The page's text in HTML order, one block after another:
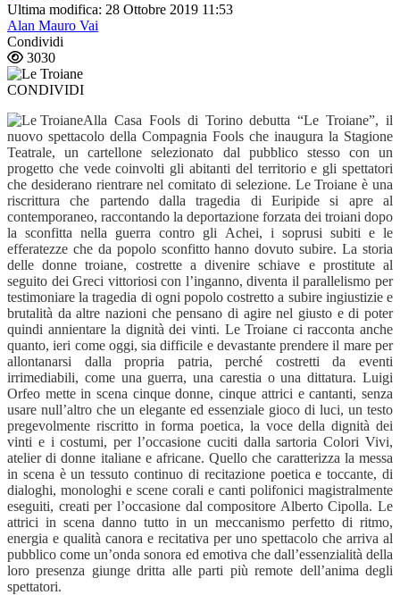
Ultima modifica: 28 Ottobre 2019 11:53
Alan Mauro Vai
Condividi
3030
CONDIVIDI
Alla Casa Fools di Torino debutta “Le Troiane”, il
nuovo spettacolo della Compagnia Fools che inaugura la Stagione
Teatrale, un cartellone selezionato dal pubblico stesso con un
progetto che vede coinvolti gli abitanti del territorio e gli spettatori
che desiderano rientrare nel comitato di selezione. Le Troiane è una
riscrittura che partendo dalla tragedia di Euripide si apre al
contemporaneo, raccontando la deportazione forzata dei troiani dopo
la sconfitta nella guerra contro gli Achei, i soprusi subiti e le
efferatezze che da popolo sconfitto hanno dovuto subire. La storia
delle donne troiane, costrette a divenire schiave e prostitute al
seguito dei Greci vittoriosi con l’inganno, diventa il parallelismo per
testimoniare la tragedia di ogni popolo costretto a subire ingiustizie e
brutalità da altre nazioni che pensano di agire nel giusto e di poter
quindi annientare la dignità dei vinti. Le Troiane ci racconta anche
quanto, ieri come oggi, sia difficile e devastante prendere il mare per
allontanarsi dalla propria patria, perché costretti da eventi
irrimediabili, come una guerra, una carestia o una dittatura. Luigi
Orfeo mette in scena cinque donne, cinque attrici e cantanti, senza
usare null’altro che un elegante ed essenziale gioco di luci, un testo
pregevolmente riscritto in forma poetica, la voce della dignità dei
vinti e i costumi, per l’occasione cuciti dalla sartoria Colori Vivi,
atelier di donne italiane e africane. Quello che caratterizza la messa
in scena è un tessuto continuo di recitazione poetica e toccante, di
dialoghi, monologhi e scene corali e canti polifonici magistralmente
eseguiti, creati per l’occasione dal compositore Alberto Cipolla. Le
attrici in scena danno tutto in un meccanismo perfetto di ritmo,
energia e qualità canora e recitativa per uno spettacolo che arriva al
pubblico come un’onda sonora ed emotiva che dall’essenzialità della
loro presenza giunge dritta alle parti più remote dell’anima degli
spettatori.